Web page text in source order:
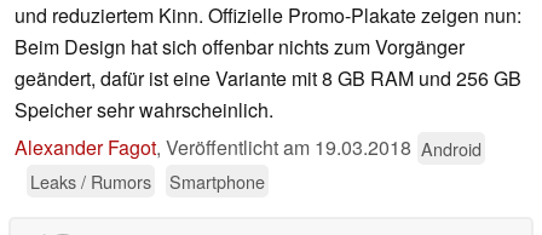
und reduziertem Kinn. Offizielle Promo-Plakate zeigen nun:
Beim Design hat sich offenbar nichts zum Vorgänger
geändert, dafür ist eine Variante mit 8 GB RAM und 256 GB
Speicher sehr wahrscheinlich.
Alexander Fagot, Veröffentlicht am 19.03.2018 Android
Leaks / Rumors
Smartphone